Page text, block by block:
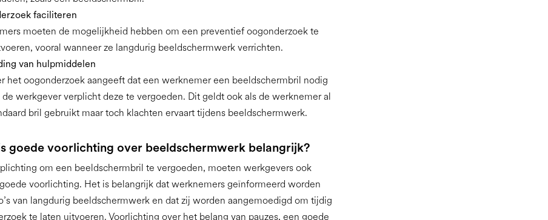
faciliteren
moeten de mogelijkheid hebben om een preventief oogonderzoek te
vooral wanneer ze langdurig beeldschermwerk verrichten.
van hulpmiddelen
het oogonderzoek aangeeft dat een werknemer een beeldschermbril nodig
de werkgever verplicht deze te vergoeden. Dit geldt ook als de werknemer al
bril gebruikt maar toch klachten ervaart tijdens beeldschermwerk.
goede voorlichting over beeldschermwerk belangrijk?
om een beeldschermbril te vergoeden, moeten werkgevers ook
voorlichting. Het is belangrijk dat werknemers geïnformeerd worden
van langdurig beeldschermwerk en dat zij worden aangemoedigd om tijdig
te laten uitvoeren. Voorlichting over het belang van pauzes, een goede